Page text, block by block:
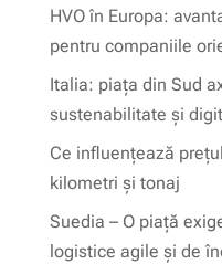
HVO în Europa:
pentru companiile
Italia: piața din Sud
sustenabilitate și
Ce influențează
kilometri și tonaj
Suedia – O piață
logistice agile și de